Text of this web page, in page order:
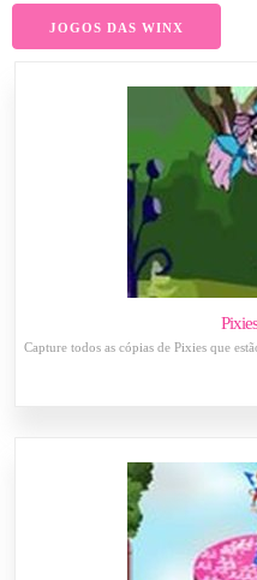
JOGOS DAS WINX
Capture todos as cópias de Pixies que